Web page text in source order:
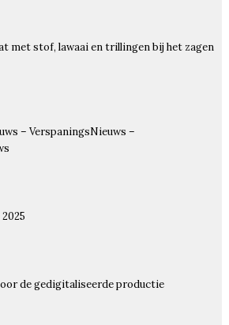
met stof, lawaai en trillingen bij het zagen
– VerspaningsNieuws –
de gedigitaliseerde productie